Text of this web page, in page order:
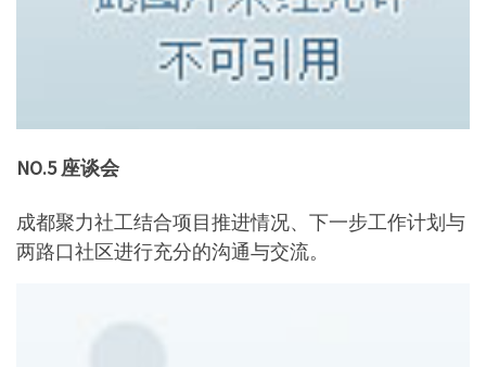
NO.5 座谈会
成都聚力社工结合项目推进情况、下一步工作计划与
两路口社区进行充分的沟通与交流。